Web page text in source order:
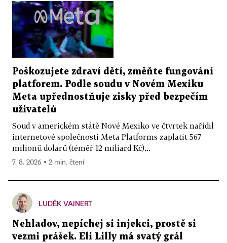
Poškozujete zdraví dětí, změňte fungování
platforem. Podle soudu v Novém Mexiku
Meta upřednostňuje zisky před bezpečím
uživatelů
Soud v americkém státě Nové Mexiko ve čtvrtek nařídil
internetové společnosti Meta Platforms zaplatit 567
milionů dolarů (téměř 12 miliard Kč)...
7. 8. 2026 ▪ 2 min. čtení
LUDĚK VAINERT
Nehladov, nepíchej si injekci, prostě si
vezmi prášek. Eli Lilly má svatý grál